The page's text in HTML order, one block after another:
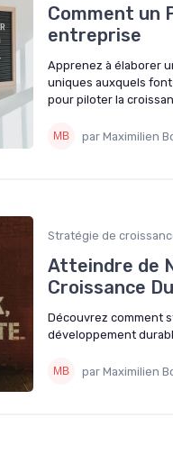
Comment un
entreprise
Apprenez à élaborer
uniques auxquels
pour piloter la
par Maximilien
Stratégie de
Atteindre de
Croissance
Découvrez comment
développement
par Maximilien